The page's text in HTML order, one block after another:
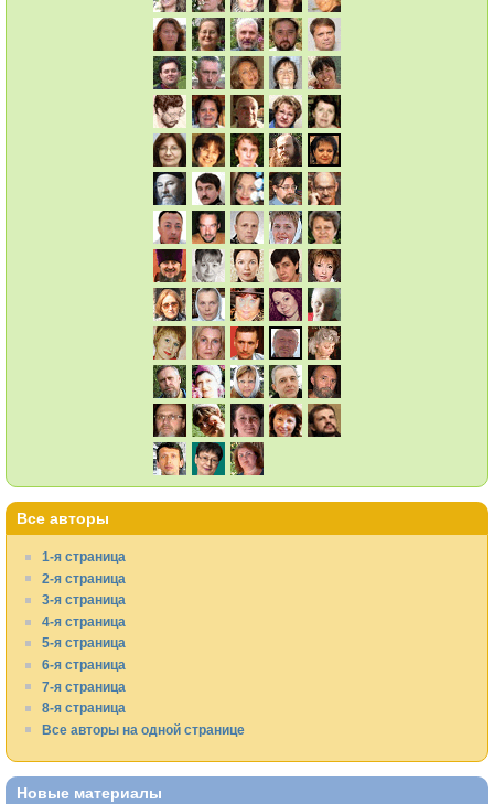
Все авторы
1-я страница
2-я страница
3-я страница
4-я страница
5-я страница
6-я страница
7-я страница
8-я страница
Все авторы на одной странице
Новые материалы